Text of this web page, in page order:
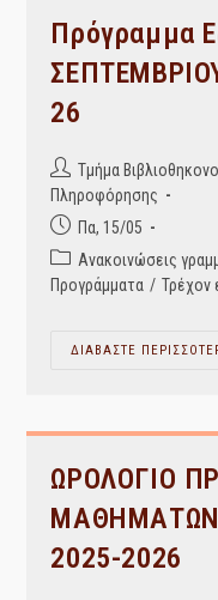
Πρόγραμμα
26
Post
author:
Τμήμα
Πληροφόρησης
Post
published:
Πα, 15/05
Post
category:
Ανακοινώσεις
Προγράμματα / Τρέχον
ΔΙΑΒΑΣΤΕ
ΩΡΟΛΟΓΙΟ
ΜΑΘΗΜΑΤΩΝ
2025-2026